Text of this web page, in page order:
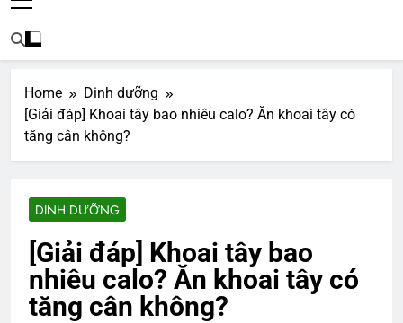
Home
Dinh dưỡng
[Giải đáp] Khoai tây bao nhiêu calo? Ăn khoai tây có
tăng cân không?
DINH DƯỠNG
[Giải đáp] Khoai tây bao
nhiêu calo? Ăn khoai tây có
tăng cân không?